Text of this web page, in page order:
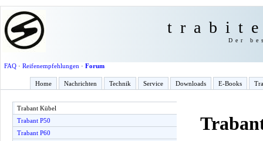
Der
FAQ· Reifenempfehlungen · Forum
Home Nachrichten Technik Service Downloads E-Books
Trabant Kübel
Trabant P50
Trabant P60